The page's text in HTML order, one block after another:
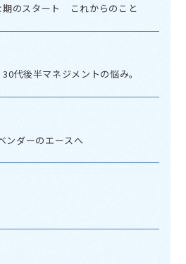
のスタート これからのこと
代後半マネジメントの悩み。
ンダーのエースへ